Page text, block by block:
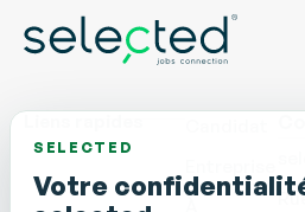
SELECTED
Votre